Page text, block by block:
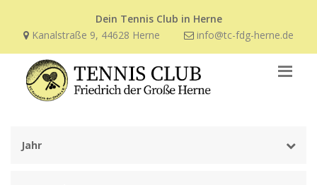
Dein Tennis Club in Herne
Kanalstraße 9, 44628 Herne
info@tc-fdg-herne.de
Jahr